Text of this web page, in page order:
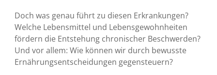
Doch was genau führt zu diesen Erkrankungen?
Welche Lebensmittel und Lebensgewohnheiten
fördern die Entstehung chronischer Beschwerden?
Und vor allem: Wie können wir durch bewusste
Ernährungsentscheidungen gegensteuern?